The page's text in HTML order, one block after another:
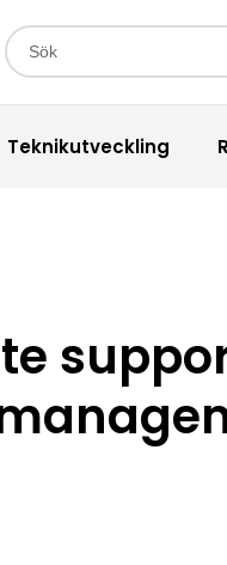
Sökfält
Teknikutveckling